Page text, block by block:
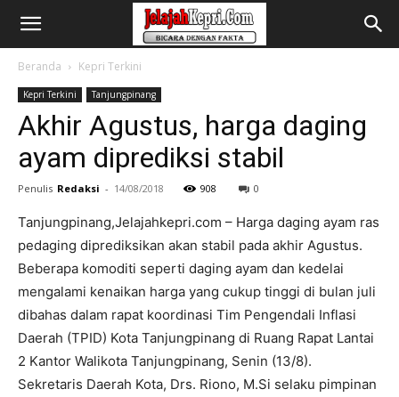
Beranda Kepri Terkini
Kepri Terkini Tanjungpinang
Akhir Agustus, harga daging
ayam diprediksi stabil
Penulis Redaksi - 14/08/2018 908 0
Tanjungpinang,Jelajahkepri.com – Harga daging ayam ras
pedaging diprediksikan akan stabil pada akhir Agustus.
Beberapa komoditi seperti daging ayam dan kedelai
mengalami kenaikan harga yang cukup tinggi di bulan juli
dibahas dalam rapat koordinasi Tim Pengendali Inflasi
Daerah (TPID) Kota Tanjungpinang di Ruang Rapat Lantai
2 Kantor Walikota Tanjungpinang, Senin (13/8).
Sekretaris Daerah Kota, Drs. Riono, M.Si selaku pimpinan